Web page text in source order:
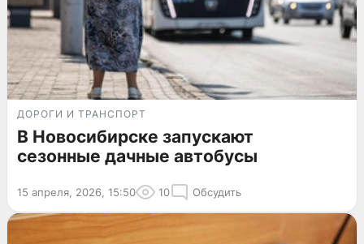
ДОРОГИ И ТРАНСПОРТ
В Новосибирске запускают
сезонные дачные автобусы
15 апреля, 2026, 15:50 10 Обсудить